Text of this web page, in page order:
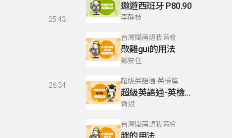
25:43
26:34
遨遊西班牙 P80.90
李靜枝
台灣閩南語我嘛會
歕雞gui的用法
鄭安住
超級英語通-英檢篇
超級英語通-英檢篇 035 Weekend Trip- 週末旅遊
齊斌
台灣閩南語我嘛會
趖的用法